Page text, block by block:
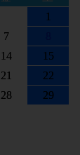
1
7
14
15
21
22
28
29